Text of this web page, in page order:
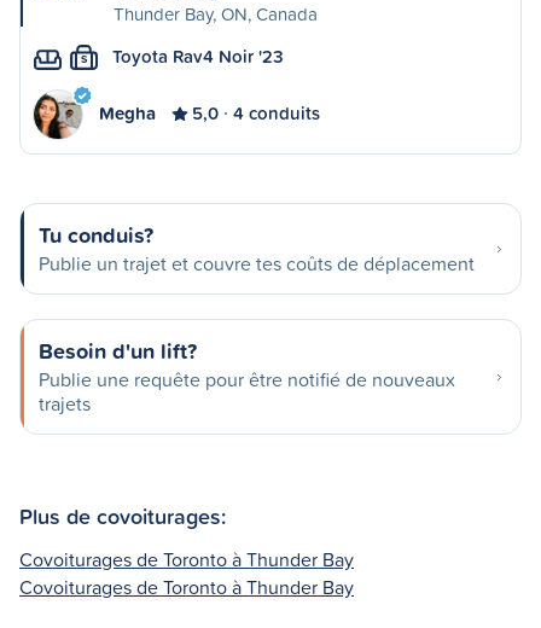
Thunder Bay, ON, Canada
S Toyota Rav4 Noir '23
Megha 5,0 4 conduits
Tu conduis?
Publie un trajet et couvre tes coûts de déplacement
Besoin d'un lift?
Publie une requête pour être notifié de nouveaux
trajets
Plus de covoiturages:
Covoiturages de Toronto à Thunder Bay
Covoiturages de Toronto à Thunder Bay